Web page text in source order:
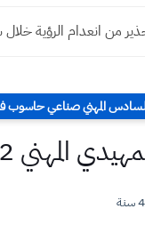
من انعدام الرؤية
للسادس المهني صناعي
المهني 2022